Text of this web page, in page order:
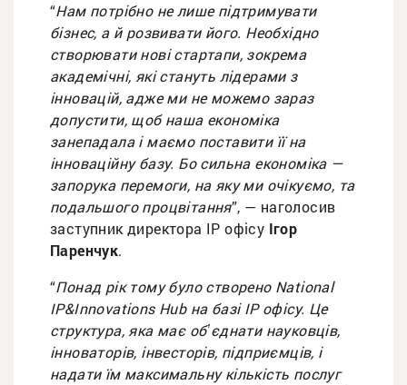
“Нам потрібно не лише підтримувати
бізнес, а й розвивати його. Необхідно
створювати нові стартапи, зокрема
академічні, які стануть лідерами з
інновацій, адже ми не можемо зараз
допустити, щоб наша економіка
занепадала і маємо поставити її на
інноваційну базу. Бо сильна економіка —
запорука перемоги, на яку ми очікуємо, та
подальшого процвітання”, — наголосив
заступник директора ІР офісу Ігор
Паренчук.
“Понад рік тому було створено National
IP&Innovations Hub на базі ІР офісу. Це
структура, яка має обʼєднати науковців,
інноваторів, інвесторів, підприємців, і
надати їм максимальну кількість послуг